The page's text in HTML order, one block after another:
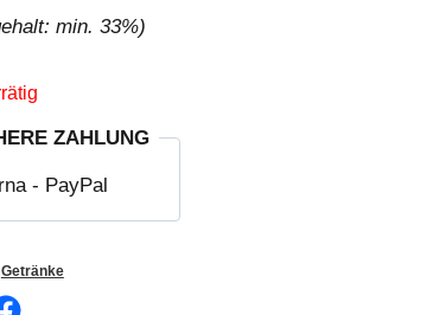
min. 33%)
ZAHLUNG
Getränke